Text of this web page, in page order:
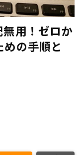
用！ゼロか
の手順と